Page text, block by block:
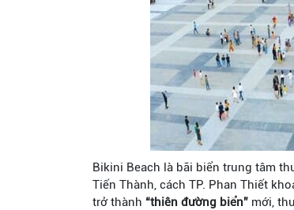
Bikini Beach là bãi biển trung tâm
Tiến Thành, cách TP. Phan Thiết
trở thành “thiên đường biển” mới,